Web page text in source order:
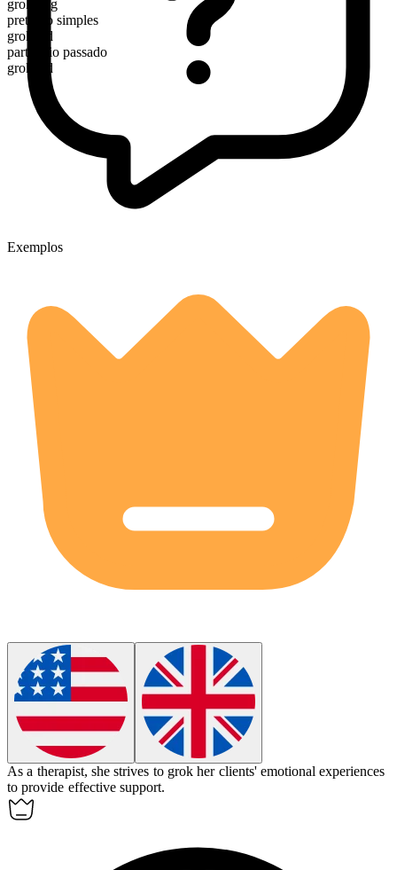
grokking
pretérito simples
grokked
particípio passado
grokked
Exemplos
As a therapist, she strives to grok her clients' emotional experiences
to provide effective support.